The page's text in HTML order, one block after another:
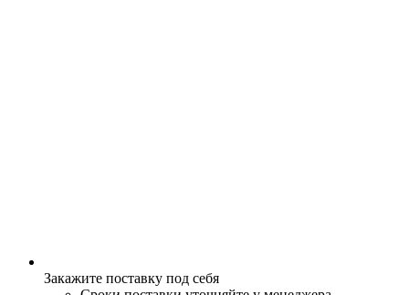
Закажите поставку под себя